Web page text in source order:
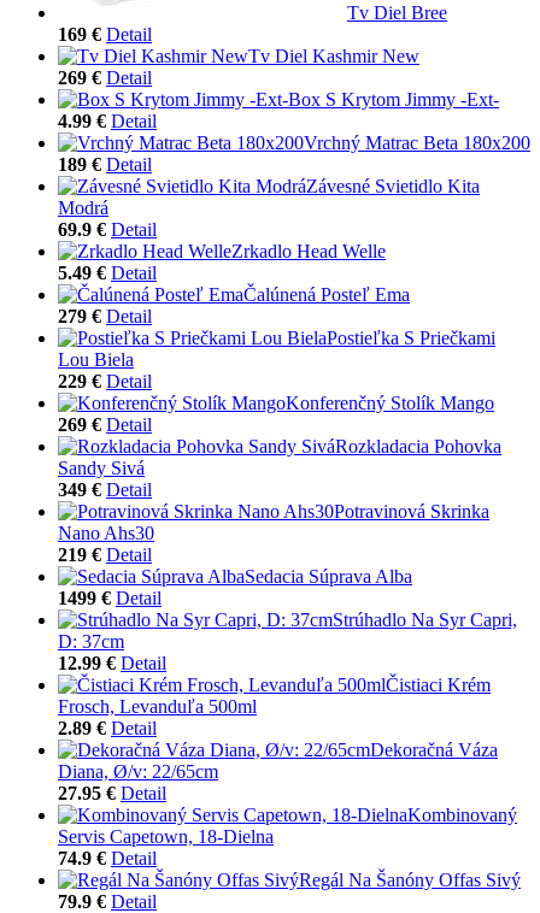
Tv Diel Bree
169 € Detail
Tv Diel Kashmir New
269 € Detail
Box S Krytom Jimmy -Ext-
4.99 € Detail
Vrchný Matrac Beta 180x200
189 € Detail
Závesné Svietidlo Kita
Modrá
69.9 € Detail
Zrkadlo Head Welle
5.49 € Detail
Čalúnená Posteľ Ema
279 € Detail
Postieľka S Priečkami
Lou Biela
229 € Detail
Konferenčný Stolík Mango
269 € Detail
Rozkladacia Pohovka
Sandy Sivá
349 € Detail
Potravinová Skrinka
Nano Ahs30
219 € Detail
Sedacia Súprava Alba
1499 € Detail
Strúhadlo Na Syr Capri,
D: 37cm
12.99 € Detail
Čistiaci Krém
Frosch, Levanduľa 500ml
2.89 € Detail
Dekoračná Váza
Diana, Ø/v: 22/65cm
27.95 € Detail
Kombinovaný
Servis Capetown, 18-Dielna
74.9 € Detail
Regál Na Šanóny Offas Sivý
79.9 € Detail